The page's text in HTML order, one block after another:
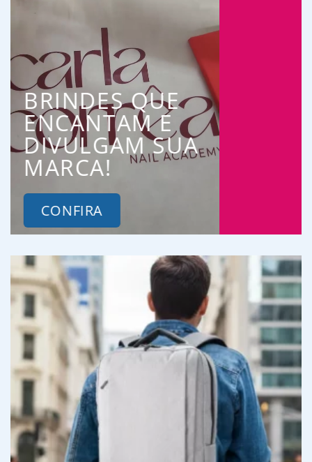
BRINDES QUE
ENCANTAM E
DIVULGAM SUA
MARCA!
CONFIRA